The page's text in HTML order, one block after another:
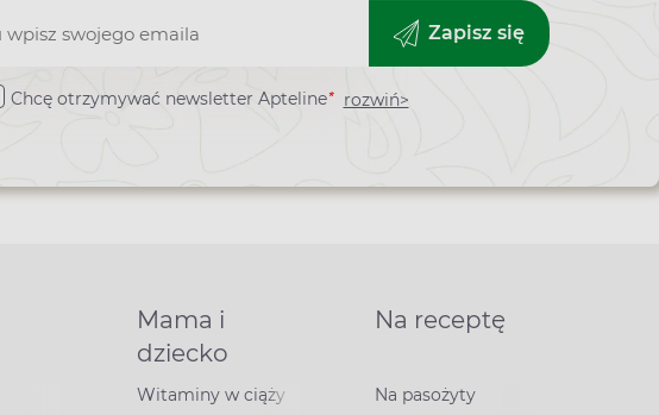
Zapisz się
Chcę otrzymywać newsletter Apteline* rozwiń>
Mama i
dziecko
Witaminy w ciąży
Na receptę
Na pasożyty